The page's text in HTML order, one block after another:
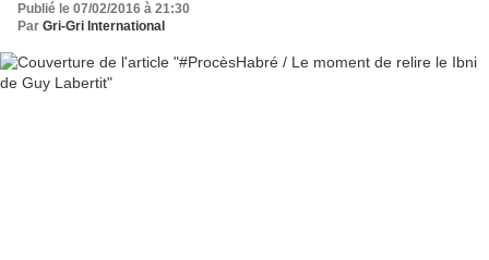
Publié le 07/02/2016 à 21:30
Par Gri-Gri International